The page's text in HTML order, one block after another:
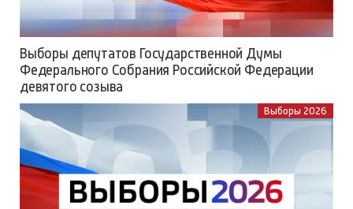
Выборы депутатов Государственной Думы
Федерального Собрания Российской Федерации
девятого созыва
Выборы 2026